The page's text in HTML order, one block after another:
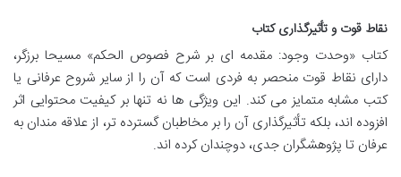
نقاط قوت و تأثیرگذاری کتاب
کتاب «وحدت وجود: مقدمه ای بر شرح فصوص الحکم» مسیحا برزگر،
دارای نقاط قوت منحصر به فردی است که آن را از سایر شروح عرفانی یا
کتب مشابه متمایز می کند. این ویژگی ها نه تنها بر کیفیت محتوایی اثر
افزوده اند، بلکه تأثیرگذاری آن را بر مخاطبان گسترده تر، از علاقه مندان به
عرفان تا پژوهشگران جدی، دوچندان کرده اند.